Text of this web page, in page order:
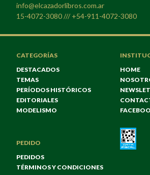
info@elcazadorlibros.com.ar
15-4072-3080 /// +54-911-4072-3080
CATEGORÍAS
DESTACADOS
TEMAS
PERÍODOS HISTÓRICOS
EDITORIALES
MODELISMO
HOME
PEDIDO
PEDIDOS
TÉRMINOS Y CONDICIONES